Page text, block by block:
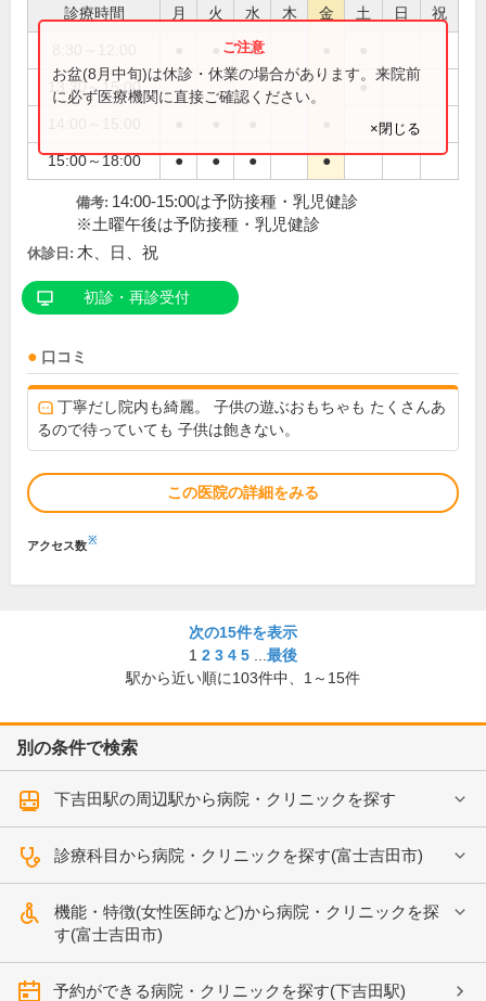
診療時間 月 火 水 木 金 土 日 祝
●
13:30～15:00 ●
15:00～18:00 ● ● ● ●
お盆(8月中旬)は休診・休業の場合があります。来院前
に必ず医療機関に直接ご確認ください。
×閉じる
備考: 14:00-15:00は予防接種・乳児健診
※土曜午後は予防接種・乳児健診
休診日: 木、日、祝
初診・再診受付
口コミ
丁寧だし院内も綺麗。 子供の遊ぶおもちゃも たくさんあ
るので待っていても 子供は飽きない。
この医院の詳細をみる
アクセス数※
次の15件を表示
1 2 3 4 5
最後
駅から近い順に103件中、 1～15件
別の条件で検索
下吉田駅の周辺駅から病院・クリニックを探す
診療科目から病院・クリニックを探す(富士吉田市)
機能・特徴(女性医師など)から病院・クリニックを探
す(富士吉田市)
予約ができる病院・クリニックを探す(下吉田駅)